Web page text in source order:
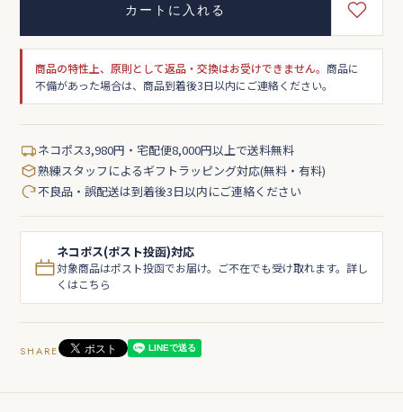
カートに入れる
商品の特性上、原則として返品・交換はお受けできません。商品に
不備があった場合は、商品到着後3日以内にご連絡ください。
ネコポス3,980円・宅配便8,000円以上で送料無料
熟練スタッフによるギフトラッピング対応(無料・有料)
不良品・誤配送は到着後3日以内にご連絡ください
ネコポス(ポスト投函)対応
対象商品はポスト投函でお届け。ご不在でも受け取れます。詳し
くはこちら
SHARE